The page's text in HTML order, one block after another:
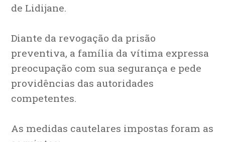
de Lidijane.
Diante da revogação da prisão
preventiva, a família da vítima expressa
preocupação com sua segurança e pede
providências das autoridades
competentes.
As medidas cautelares impostas foram as